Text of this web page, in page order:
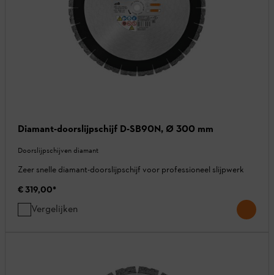
Diamant-doorslijpschijf D-SB90N, Ø 300 mm
Doorslijpschijven diamant
Zeer snelle diamant-doorslijpschijf voor professioneel slijpwerk
€ 319,00*
Vergelijken